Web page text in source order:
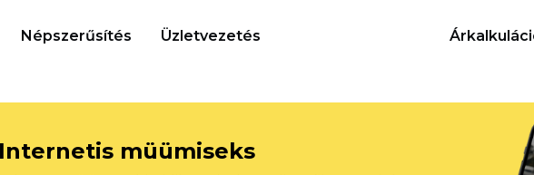
Népszerűsítés Üzletvezetés
müümiseks